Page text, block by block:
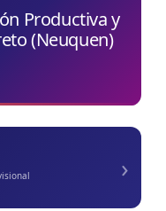
Productiva y
(Neuquen)
›